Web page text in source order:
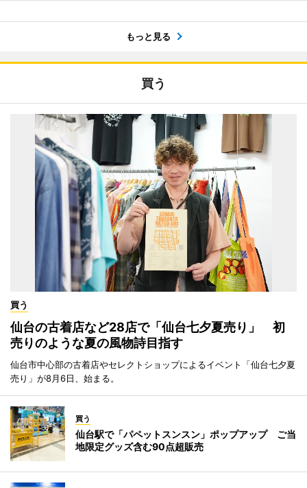
もっと見る
買う
買う
仙台の古着店など28店で「仙台七夕夏売り」 初
売りのような夏の風物詩目指す
仙台市中心部の古着店やセレクトショップによるイベント「仙台七夕夏
売り」が8月6日、始まる。
買う
仙台駅で「パペットスンスン」ポップアップ ご当
地限定グッズ含む90点超販売